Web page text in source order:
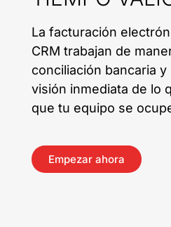
La facturación
CRM trabajan de
conciliación bancaria
visión inmediata de lo
que tu equipo se
Empezar ahora